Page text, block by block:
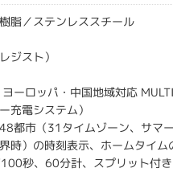
脂／ステンレススチール
ジスト）
ーロッパ・中国地域対応
充電システム）
都市（31タイムゾーン、サマ
時）の時刻表示、ホームタイム
秒、60分計、スプリット付き